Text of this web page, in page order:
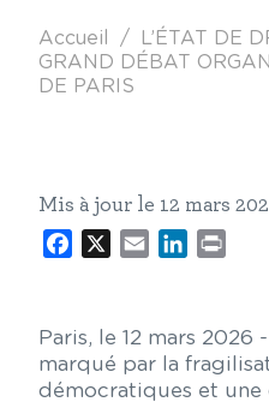
Fil d'Ariane
Accueil
L’ÉTAT DE
GRAND DÉBAT
DE PARIS
Mis à jour le 12 mars
Facebook
X Email LinkedIn
Paris, le 12 mars 2026
marqué par la
démocratiques et une